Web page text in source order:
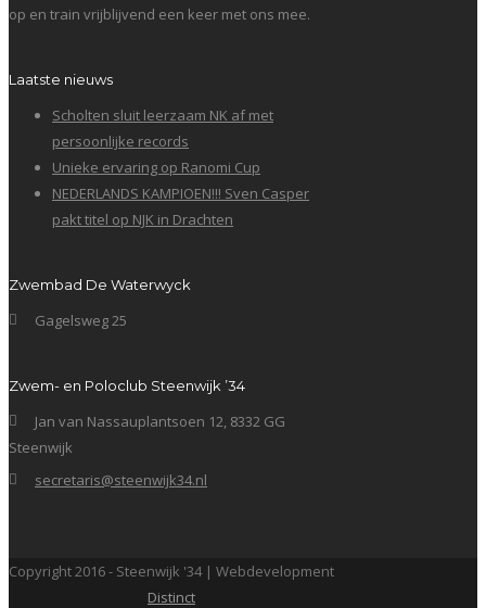
op en train vrijblijvend een keer met ons mee.
Laatste nieuws
Scholten sluit leerzaam NK af met
persoonlijke records
Unieke ervaring op Ranomi Cup
NEDERLANDS KAMPIOEN!!! Sven Casper
pakt titel op NJK in Drachten
Zwembad De Waterwyck
Gagelsweg 25
Zwem- en Poloclub Steenwijk ’34
Jan van Nassauplantsoen 12, 8332 GG
Steenwijk
secretaris@steenwijk34.nl
Copyright 2016 - Steenwijk '34 | Webdevelopment
Distinct